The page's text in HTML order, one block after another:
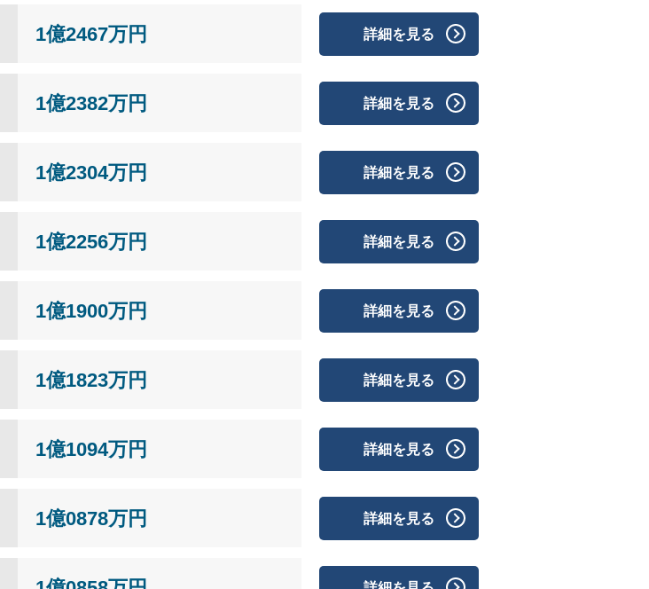
1億2467万円 詳細を見る
1億2382万円 詳細を見る
1億2304万円 詳細を見る
1億2256万円 詳細を見る
1億1900万円 詳細を見る
1億1823万円 詳細を見る
1億1094万円 詳細を見る
1億0878万円 詳細を見る